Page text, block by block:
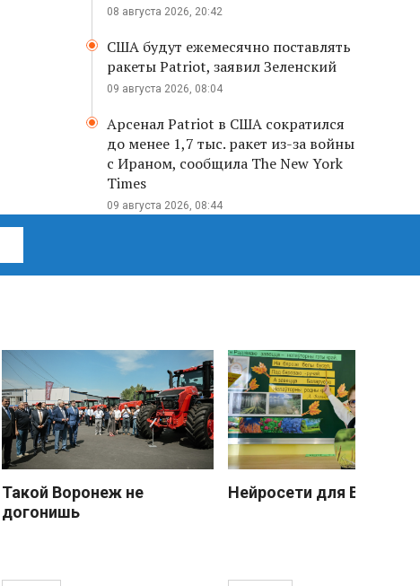
08 августа 2026, 20:42
США будут ежемесячно поставлять
ракеты Patriot, заявил Зеленский
09 августа 2026, 08:04
Арсенал Patriot в США сократился
до менее 1,7 тыс. ракет из-за войны
с Ираном, сообщила The New York
Times
09 августа 2026, 08:44
Такой Воронеж не
догонишь
Нейросети для